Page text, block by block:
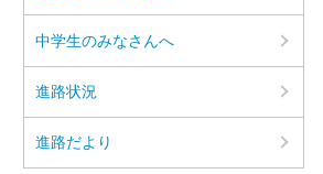
中学生のみなさんへ
進路状況
進路だより